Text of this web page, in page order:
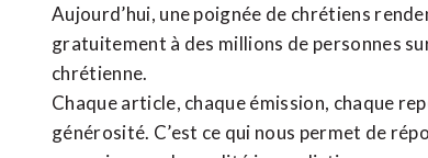
Aujourd’hui, une poignée de chrétiens
gratuitement à des millions de personnes
chrétienne.
Chaque article, chaque émission, chaque
générosité. C’est ce qui nous permet de